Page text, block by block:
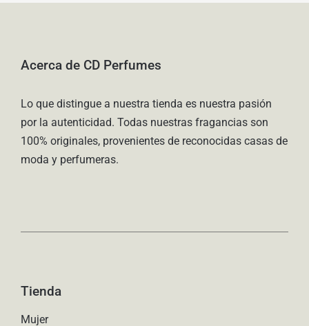
Acerca de CD Perfumes
Lo que distingue a nuestra tienda es nuestra pasión
por la autenticidad. Todas nuestras fragancias son
100% originales, provenientes de reconocidas casas de
moda y perfumeras.
Tienda
Mujer